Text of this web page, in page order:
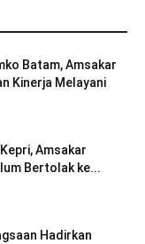
Batam, Amsakar
Kinerja Melayani
Amsakar
Bertolak ke...
Hadirkan